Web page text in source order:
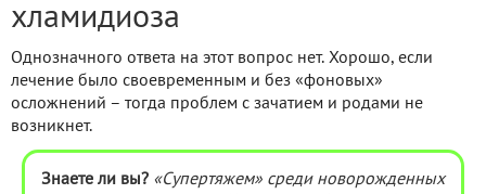
хламидиоза
Однозначного ответа на этот вопрос нет. Хорошо, если
лечение было своевременным и без «фоновых»
осложнений – тогда проблем с зачатием и родами не
возникнет.
Знаете ли вы? «Супертяжем» среди новорожденных